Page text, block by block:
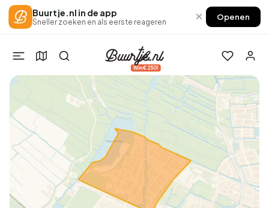
Buurtje.nl in de app
Sneller zoeken en als eerste reageren × Openen
Win €250!